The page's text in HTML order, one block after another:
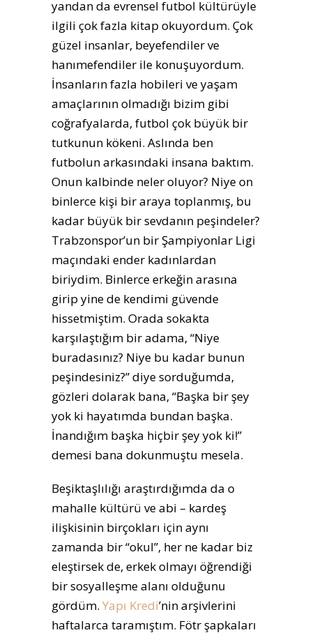
yandan da evrensel futbol kültürüyle
ilgili çok fazla kitap okuyordum. Çok
güzel insanlar, beyefendiler ve
hanımefendiler ile konuşuyordum.
İnsanların fazla hobileri ve yaşam
amaçlarının olmadığı bizim gibi
coğrafyalarda, futbol çok büyük bir
tutkunun kökeni. Aslında ben
futbolun arkasındaki insana baktım.
Onun kalbinde neler oluyor? Niye on
binlerce kişi bir araya toplanmış, bu
kadar büyük bir sevdanın peşindeler?
Trabzonspor’un bir Şampiyonlar Ligi
maçındaki ender kadınlardan
biriydim. Binlerce erkeğin arasına
girip yine de kendimi güvende
hissetmiştim. Orada sokakta
karşılaştığım bir adama, “Niye
buradasınız? Niye bu kadar bunun
peşindesiniz?” diye sorduğumda,
gözleri dolarak bana, “Başka bir şey
yok ki hayatımda bundan başka.
İnandığım başka hiçbir şey yok ki!”
demesi bana dokunmuştu mesela.
Beşiktaşlılığı araştırdığımda da o
mahalle kültürü ve abi – kardeş
ilişkisinin birçokları için aynı
zamanda bir “okul”, her ne kadar biz
eleştirsek de, erkek olmayı öğrendiği
bir sosyalleşme alanı olduğunu
gördüm. Yapı Kredi’nin arşivlerini
haftalarca taramıştım. Fötr şapkaları